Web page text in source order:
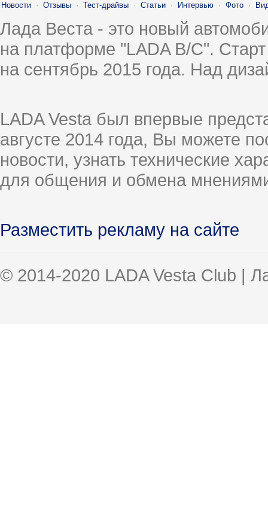
Новости · Отзывы · Тест-драйвы · Статьи · Интервью · Фото ·
Лада Веста - это новый
на платформе "LADA B/C".
на сентябрь 2015 года. Над
LADA Vesta был впервые
августе 2014 года, Вы можете
новости, узнать технические
для общения и обмена
Разместить рекламу на сайте
© 2014-2020 LADA Vesta Club |